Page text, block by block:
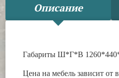
Описание
Габариты Ш*Г*В
Цена на мебель зависит от